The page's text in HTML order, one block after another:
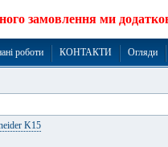
замовлення ми
роботи КОНТАКТИ Огляди
K15